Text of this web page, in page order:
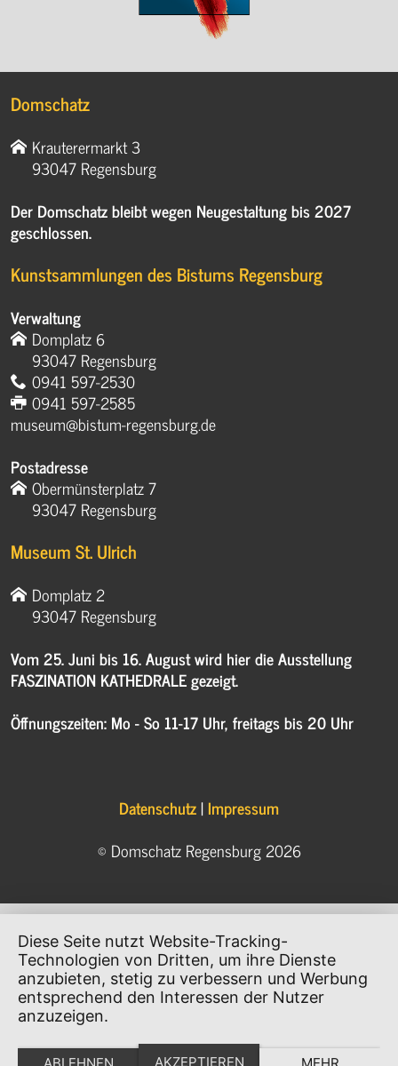
Kunstsammlungen des Bistums Regensburg
Domplatz 6
93047 Regensburg
0941 597-2585
museum@bistum-regensburg.de
Postadresse
Obermünsterplatz 7
Museum St. Ulrich
Domplatz 2
93047 Regensburg
Vom 25. Juni bis 16. August wird hier die Ausstellung
FASZINATION KATHEDRALE gezeigt.
Öffnungszeiten: Mo - So 11-17 Uhr, freitags bis 20 Uhr
Datenschutz
© Domschatz Regensburg 2026
Diese Seite nutzt Website-Tracking-
Technologien von Dritten, um ihre Dienste
anzubieten, stetig zu verbessern und Werbung
entsprechend den Interessen der Nutzer
anzuzeigen.
AKZEPTIEREN